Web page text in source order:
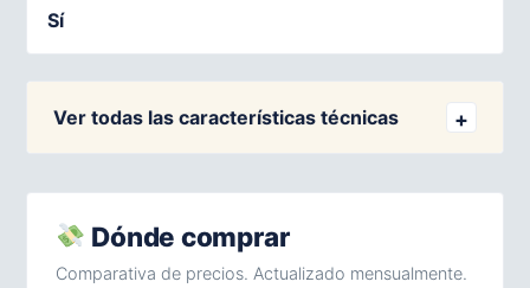
Sí
Ver todas las características técnicas
Dónde comprar
Comparativa de precios. Actualizado mensualmente.